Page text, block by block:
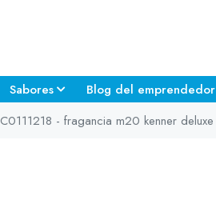
Sabores Blog del emprendedor
C0111218 - fragancia m20 kenner deluxe